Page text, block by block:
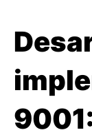
Buscar